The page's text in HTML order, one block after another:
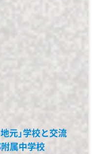
元」学校と交流
附属中学校